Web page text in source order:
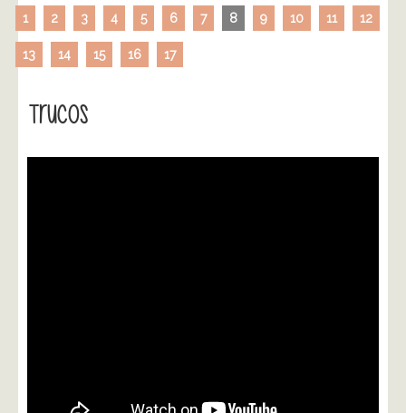
1 2 3 4 5 6 7 8 9 10 11 12
13 14 15 16 17
Trucos